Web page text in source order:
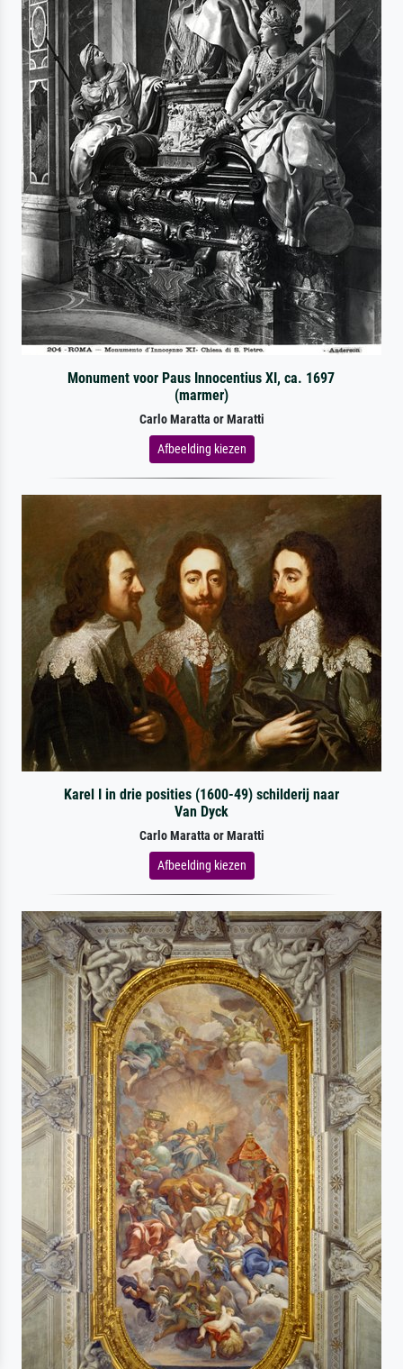
Monument voor Paus Innocentius XI, ca. 1697
(marmer)
Carlo Maratta or Maratti
Afbeelding kiezen
Karel I in drie posities (1600-49) schilderij naar
Van Dyck
Carlo Maratta or Maratti
Afbeelding kiezen